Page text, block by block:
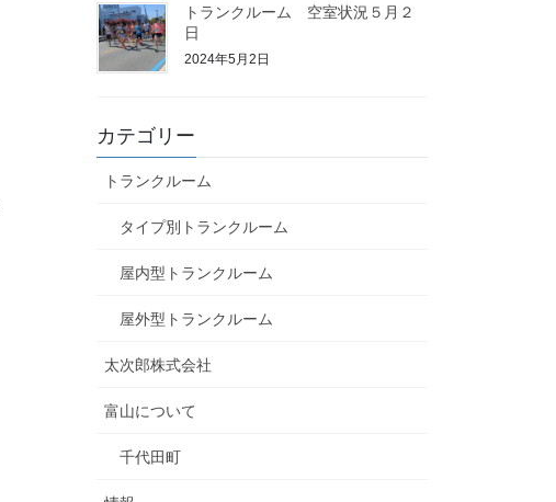
トランクルーム 空室状況５月２
日
2024年5月2日
カテゴリー
トランクルーム
タイプ別トランクルーム
屋内型トランクルーム
屋外型トランクルーム
太次郎株式会社
富山について
千代田町